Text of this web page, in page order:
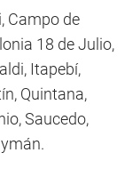
Campo de
18 de Julio,
Itapebí,
Quintana,
Saucedo,